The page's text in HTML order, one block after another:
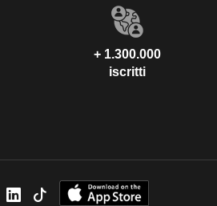
+ 1.300.000
iscritti